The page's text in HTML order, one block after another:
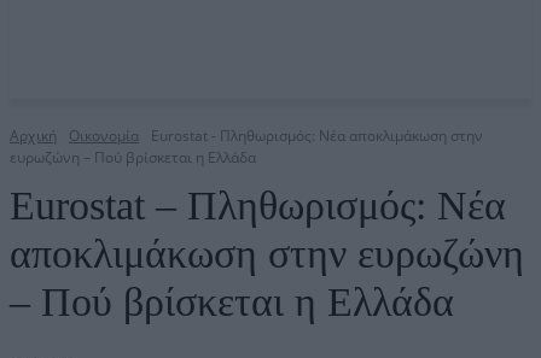
Αρχική Οικονομία
Eurostat - Πληθωρισμός: Νέα αποκλιμάκωση στην
ευρωζώνη – Πού βρίσκεται η Ελλάδα
Eurostat – Πληθωρισμός: Νέα
αποκλιμάκωση στην ευρωζώνη
– Πού βρίσκεται η Ελλάδα